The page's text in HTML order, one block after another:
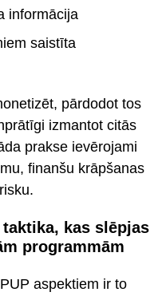
informācija
saistīta
pārdodot tos
izmantot citās
prakse ievērojami
finanšu krāpšanas
kas slēpjas
programmām
aspektiem ir to